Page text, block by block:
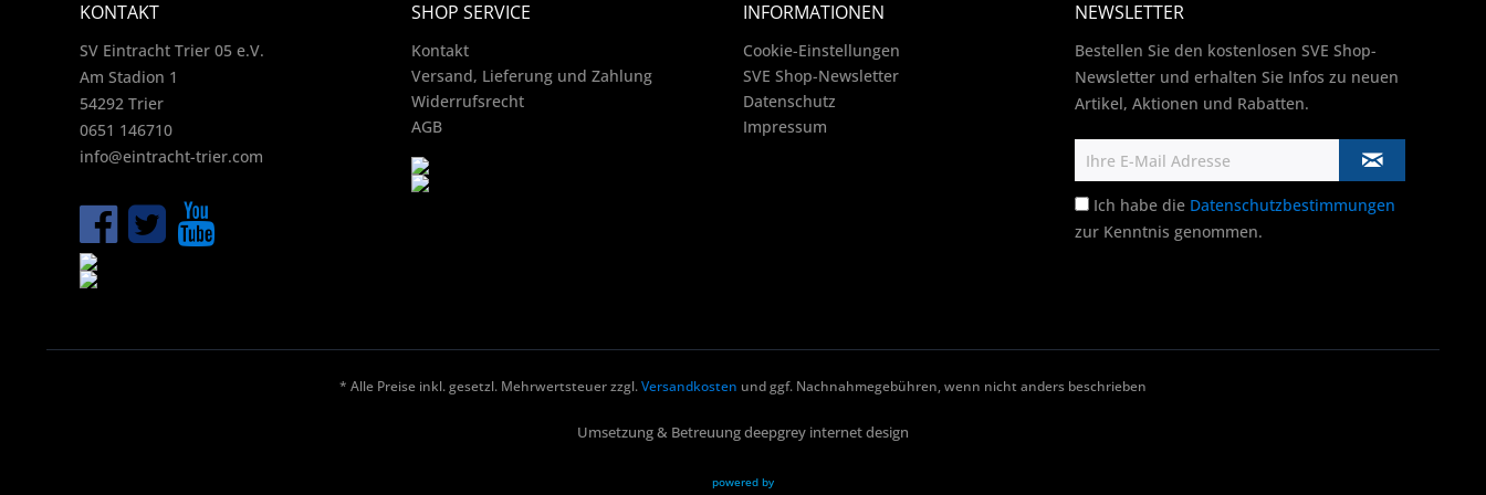
KONTAKT
SV Eintracht Trier 05 e.V.
Am Stadion 1
54292 Trier
0651 146710
info@eintracht-trier.com
SHOP SERVICE
Kontakt
Versand, Lieferung und Zahlung
Widerrufsrecht
AGB
INFORMATIONEN
Cookie-Einstellungen
SVE Shop-Newsletter
Datenschutz
Impressum
NEWSLETTER
Bestellen Sie den kostenlosen SVE Shop-
Newsletter und erhalten Sie Infos zu neuen
Artikel, Aktionen und Rabatten.
Ich habe die Datenschutzbestimmungen
zur Kenntnis genommen.
* Alle Preise inkl. gesetzl. Mehrwertsteuer zzgl.Versandkosten und ggf. Nachnahmegebühren, wenn nicht anders beschrieben
Umsetzung & Betreuung deepgrey internet design
powered by